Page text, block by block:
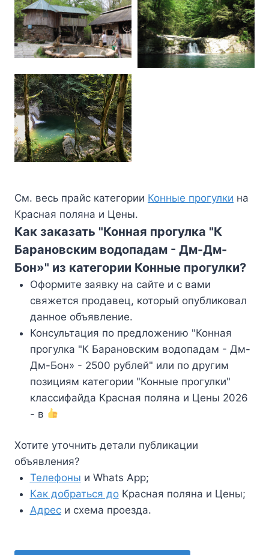
См. весь прайс категории Конные прогулки на
Красная поляна и Цены.
Как заказать "Конная прогулка "К
Барановским водопадам - Дм-Дм-
Бон»" из категории Конные прогулки?
Оформите заявку на сайте и с вами
свяжется продавец, который опубликовал
данное объявление.
Консультация по предложению "Конная
прогулка "К Барановским водопадам - Дм-
Дм-Бон» - 2500 рублей" или по другим
позициям категории "Конные прогулки"
классифайда Красная поляна и Цены 2026
- в
Хотите уточнить детали публикации
объявления?
Телефоны и Whats App;
Как добраться доКрасная поляна и Цены;
Адреси схема проезда.